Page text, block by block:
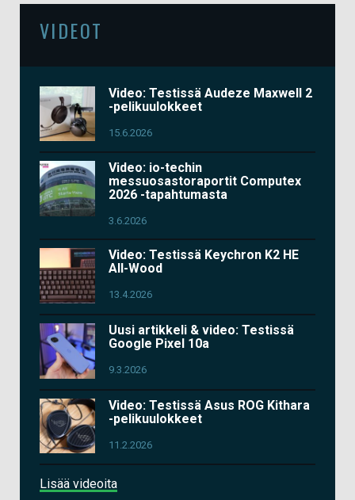
VIDEOT
Video: Testissä Audeze Maxwell 2
-pelikuulokkeet
15.6.2026
Video: io-techin
messuosastoraportit Computex
2026 -tapahtumasta
3.6.2026
Video: Testissä Keychron K2 HE
All-Wood
13.4.2026
Uusi artikkeli & video: Testissä
Google Pixel 10a
9.3.2026
Video: Testissä Asus ROG Kithara
-pelikuulokkeet
11.2.2026
Lisää videoita